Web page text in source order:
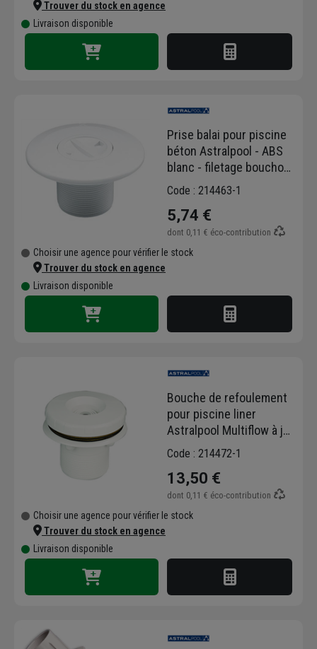
Trouver du stock en agence
Livraison disponible
Prise balai pour piscine
béton Astralpool - ABS
blanc - filetage bouchon
de 1 1/2" - 6 bar max
Code : 214463-1
5,74 €
dont 0,11 € éco-contribution
Choisir une agence pour vérifier le stock
Trouver du stock en agence
Livraison disponible
Bouche de refoulement
pour piscine liner
Astralpool Multiflow à jet
orientable - ABS blanc -
Code : 214472-1
13,50 €
dont 0,11 € éco-contribution
Choisir une agence pour vérifier le stock
Trouver du stock en agence
Livraison disponible